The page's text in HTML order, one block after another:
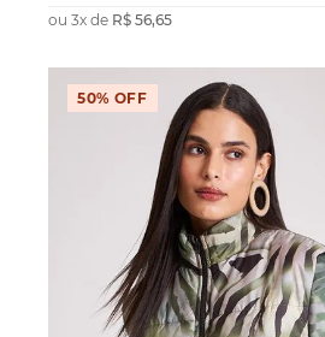
ou 3x de R$ 56,65
50% OFF